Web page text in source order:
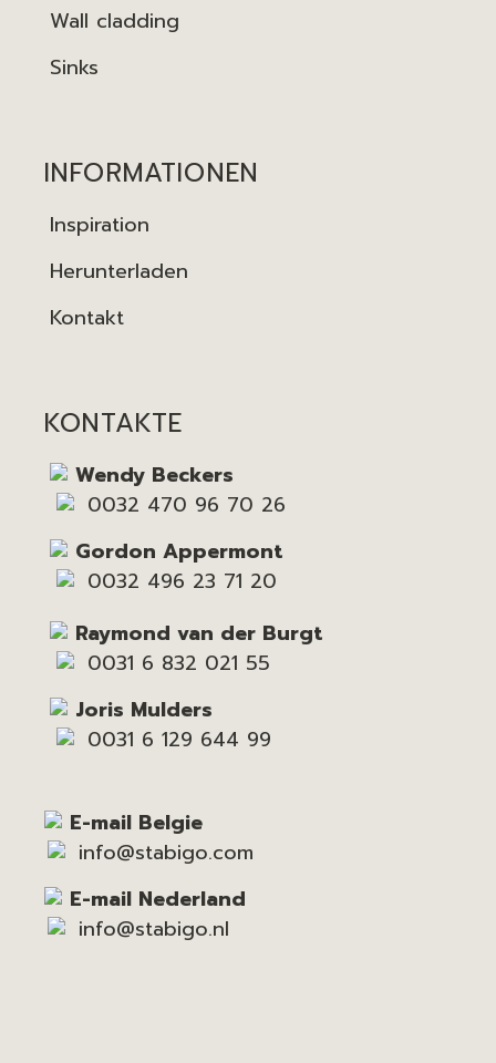
Wall cladding
Sinks
INFORMATIONEN
Inspiration
Herunterladen
Kontakt
KONTAKTE
Wendy Beckers
0032 470 96 70 26
Gordon Appermont
0032 496 23 71 20
Raymond van der Burgt
0031 6 832 021 55
Joris Mulders
0031 6 129 644 99
E-mail Belgie
info@stabigo.com
E-mail Nederland
info@stabigo.nl